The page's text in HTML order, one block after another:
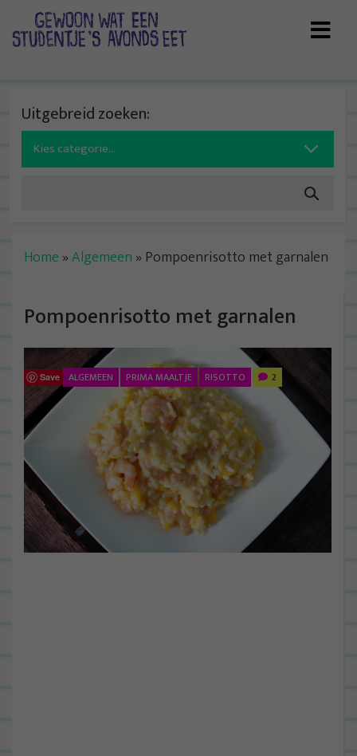
Uitgebreid zoeken:
Search
for:
Home »Algemeen » Pompoenrisotto met garnalen
Pompoenrisotto met garnalen
Save ALGEMEEN PRIMA MAALTJE RISOTTO 2